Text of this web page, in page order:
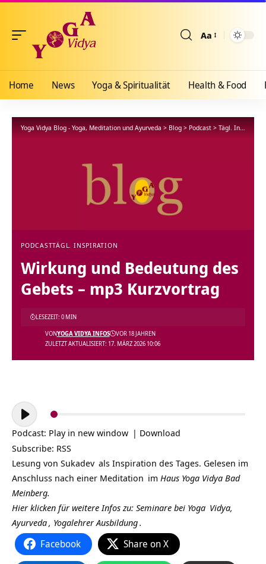
Aa
Home News Yoga & Spiritualität Health & Food
Yoga Vidya Blog - Yoga, Meditation und Ayurveda > Blog > Podcast > Tägl. Inspiration
PODCASTTÄGL. INSPIRATION
Wirkung und Bedeutung des
Gebets – mp3 Kurzvortrag
ZULETZT AKTUALISIERT: 17. MÄRZ 2026 10:06
VONYOGA VIDYA INFOS VOR 18 JAHREN
LESEZEIT: 0 MIN
Audio-
Player
Podcast: Play in new window | Download
Subscribe: RSS
Lesung von Sukadev als Inspiration des Tages. Gelesen im
Anschluss nach einer Meditation im Haus Yoga Vidya Bad
Meinberg.
Hier klicken für weitere Infos zu: Seminare bei Yoga Vidya,
Ayurveda, Yogalehrer Ausbildung.
Facebook Share on X